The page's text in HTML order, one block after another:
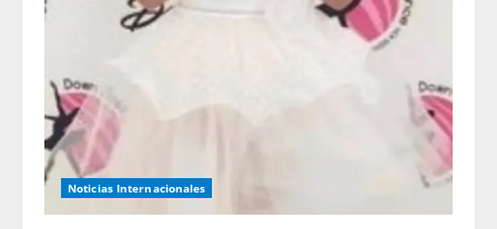
Noticias Internacionales